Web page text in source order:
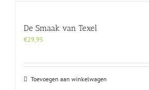
De Smaak van Texel
€29,95
Toevoegen aan winkelwagen